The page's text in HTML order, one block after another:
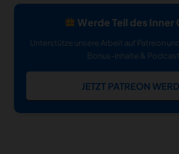
Werde Teil des Inner
Unterstütze unsere Arbeit auf Patreon
Bonus-Inhalte &
JETZT PATREON